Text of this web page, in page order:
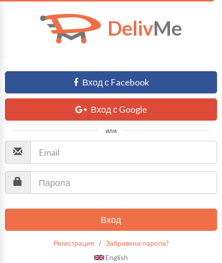
DelivMe
Вход с Facebook
Вход с Google
или
Вход
Регистрация / Забравена парола?
English